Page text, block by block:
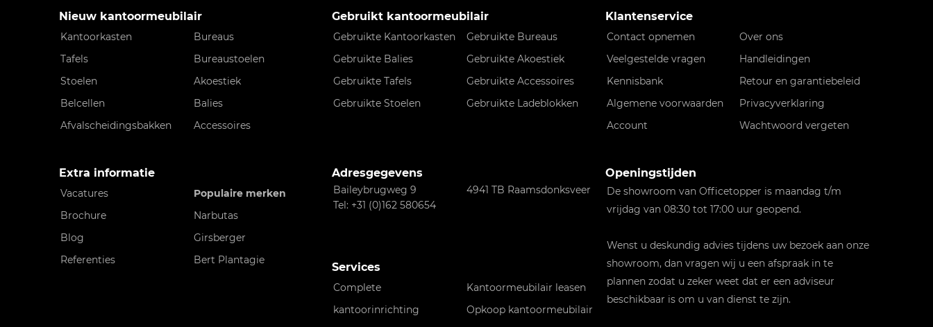
Nieuw kantoormeubilair
Kantoorkasten
Bureaus
Tafels
Bureaustoelen
Stoelen
Akoestiek
Belcellen
Balies
Afvalscheidingsbakken
Accessoires
Extra informatie
Vacatures
Populaire merken
Brochure
Narbutas
Blog
Girsberger
Referenties
Bert Plantagie
Gebruikt kantoormeubilair
Gebruikte Kantoorkasten
Gebruikte Bureaus
Gebruikte Balies
Gebruikte Akoestiek
Gebruikte Tafels
Gebruikte Accessoires
Gebruikte Stoelen
Gebruikte Ladeblokken
Adresgegevens
Baileybrugweg 9
4941 TB Raamsdonksveer
Tel: +31 (0)162 580654
Services
Complete
kantoorinrichting
Kantoormeubilair leasen
Opkoop kantoormeubilair
Klantenservice
Contact opnemen
Over ons
Veelgestelde vragen
Handleidingen
Kennisbank
Retour en garantiebeleid
Algemene voorwaarden
Privacyverklaring
Account
Wachtwoord vergeten
Openingstijden
De showroom van Officetopper is maandag t/m
vrijdag van 08:30 tot 17:00 uur geopend.
Wenst u deskundig advies tijdens uw bezoek aan onze
showroom, dan vragen wij u een afspraak in te
plannen zodat u zeker weet dat er een adviseur
beschikbaar is om u van dienst te zijn.